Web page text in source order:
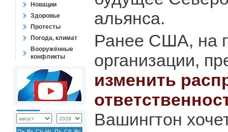
Новации
Здоровье
Протесты
Погода, климат
Вооружённые
конфликты
альянса.
Ранее США, на
организации,
изменить
Вашингтон